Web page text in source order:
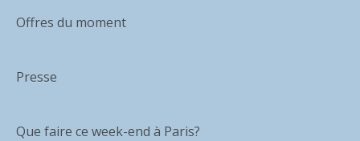
Offres du moment
Presse
Que faire ce week-end à Paris?